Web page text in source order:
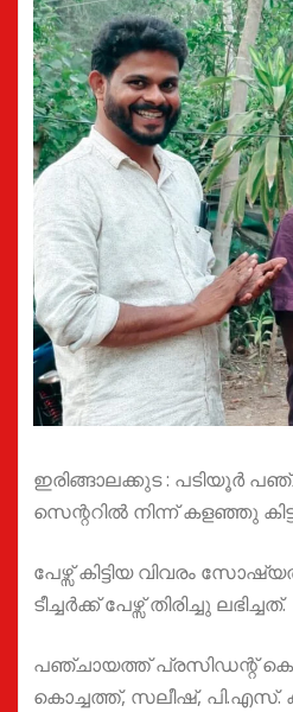
ഇരിങ്ങാലക്കുട : പടിയൂർ
സെന്ററിൽ നിന്ന് കളഞ്ഞു
പേഴ്സ് കിട്ടിയ വിവരം
ടീച്ചർക്ക് പേഴ്സ് തിരിച്ചു ലഭിച്ചത്.
പഞ്ചായത്ത് പ്രസിഡന്റ്
കൊച്ചത്ത്, സലീഷ്, പി.എസ്.